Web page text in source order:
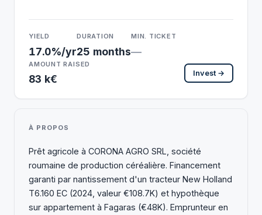
YIELD
17.0%/yr
DURATION
25 months
MIN. TICKET
—
AMOUNT RAISED
83 k€ Invest →
À PROPOS
Prêt agricole à CORONA AGRO SRL, société
roumaine de production céréalière. Financement
garanti par nantissement d'un tracteur New Holland
T6.160 EC (2024, valeur €108.7K) et hypothèque
sur appartement à Fagaras (€48K). Emprunteur en